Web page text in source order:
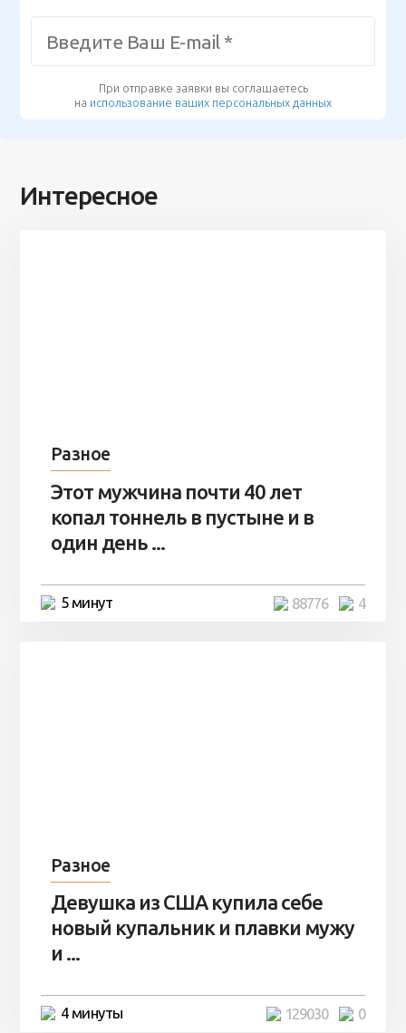
При отправке заявки вы соглашаетесь
на использование ваших персональных данных
Интересное
Разное
Этот мужчина почти 40 лет
копал тоннель в пустыне и в
один день ...
5 минут 4
88776
Разное
Девушка из США купила себе
новый купальник и плавки мужу
и ...
4 минуты 0
129030